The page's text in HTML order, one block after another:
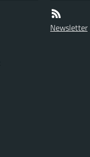
Newsletter